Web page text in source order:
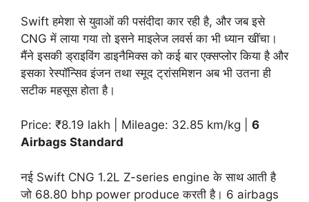
Swift हमेशा से युवाओं की पसंदीदा कार रही है, और जब इसे
CNG में लाया गया तो इसने माइलेज लवर्स का भी ध्यान खींचा।
मैंने इसकी ड्राइविंग डाइनैमिक्स को कई बार एक्सप्लोर किया है और
इसका रेस्पॉन्सिव इंजन तथा स्मूद ट्रांसमिशन अब भी उतना ही
सटीक महसूस होता है।
Price: ₹8.19 lakh | Mileage: 32.85 km/kg | 6
Airbags Standard
नई Swift CNG 1.2L Z-series engine के साथ आती है
जो 68.80 bhp power produce करती है। 6 airbags